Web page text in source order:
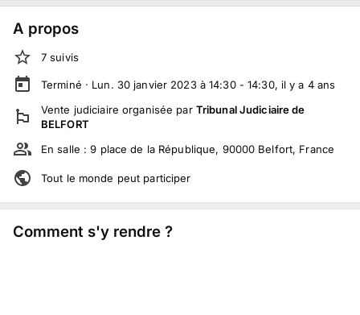
A propos
7 suivis
Terminé · Lun. 30 janvier 2023 à 14:30 - 14:30, il y a 4 ans
Vente judiciaire organisée par Tribunal Judiciaire de
BELFORT
En salle :9 place de la République, 90000 Belfort, France
Tout le monde peut participer
Comment s'y rendre ?